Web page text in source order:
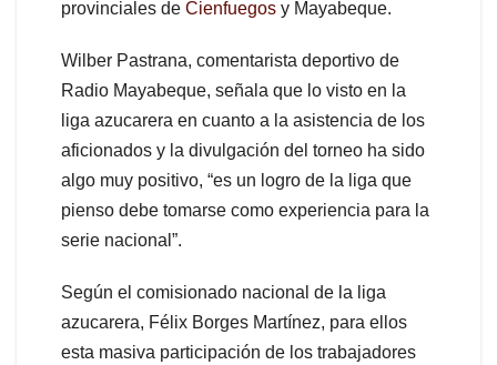
provinciales de Cienfuegos y Mayabeque.
Wilber Pastrana, comentarista deportivo de
Radio Mayabeque, señala que lo visto en la
liga azucarera en cuanto a la asistencia de los
aficionados y la divulgación del torneo ha sido
algo muy positivo, “es un logro de la liga que
pienso debe tomarse como experiencia para la
serie nacional”.
Según el comisionado nacional de la liga
azucarera, Félix Borges Martínez, para ellos
esta masiva participación de los trabajadores